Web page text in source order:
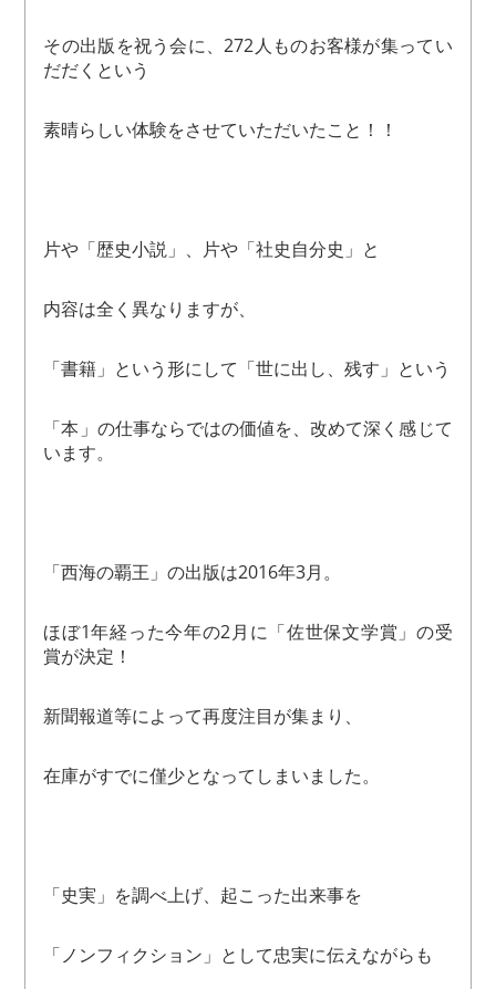
その出版を祝う会に、272人ものお客様が集ってい
だだくという
素晴らしい体験をさせていただいたこと！！
片や「歴史小説」、片や「社史自分史」と
内容は全く異なりますが、
「書籍」という形にして「世に出し、残す」という
「本」の仕事ならではの価値を、改めて深く感じて
います。
「西海の覇王」の出版は2016年3月。
ほぼ1年経った今年の2月に「佐世保文学賞」の受
賞が決定！
新聞報道等によって再度注目が集まり、
在庫がすでに僅少となってしまいました。
「史実」を調べ上げ、起こった出来事を
「ノンフィクション」として忠実に伝えながらも